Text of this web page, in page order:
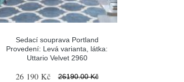
Sedací souprava Portland
Provedení: Levá varianta, látka:
Uttario Velvet 2960
26 190 Kč 26190.00 Kč